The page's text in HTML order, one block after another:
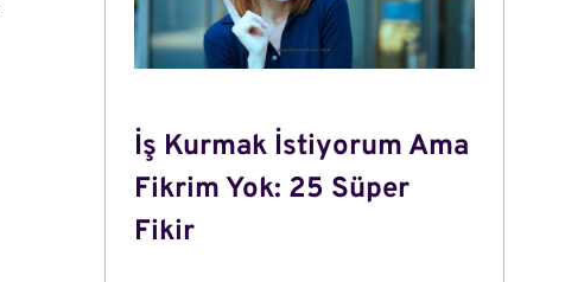
İş Kurmak İstiyorum Ama
Fikrim Yok: 25 Süper
Fikir